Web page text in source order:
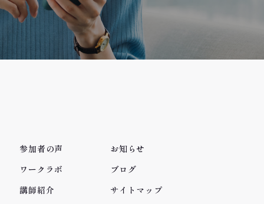
参加者の声
ワークラボ
講師紹介
お知らせ
ブログ
サイトマップ